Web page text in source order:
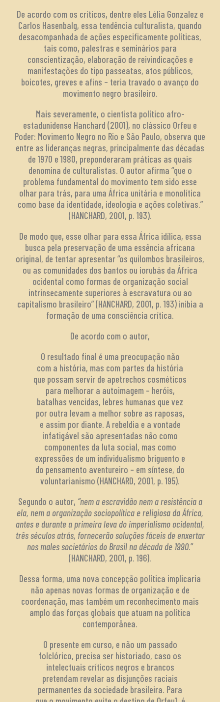
De acordo com os críticos, dentre eles Lélia Gonzalez e
Carlos Hasenbalg, essa tendência culturalista, quando
desacompanhada de ações especificamente políticas,
tais como, palestras e seminários para
conscientização, elaboração de reivindicações e
manifestações do tipo passeatas, atos públicos,
boicotes, greves e afins – teria travado o avanço do
movimento negro brasileiro.
Mais severamente, o cientista político afro-
estadunidense Hanchard (2001), no clássico Orfeu e
Poder: Movimento Negro no Rio e São Paulo, observa que
entre as lideranças negras, principalmente das décadas
de 1970 e 1980, preponderaram práticas as quais
denomina de culturalistas. O autor afirma “que o
problema fundamental do movimento tem sido esse
olhar para trás, para uma África unitária e monolítica
como base da identidade, ideologia e ações coletivas.”
(HANCHARD, 2001, p. 193).
De modo que, esse olhar para essa África idílica, essa
busca pela preservação de uma essência africana
original, de tentar apresentar “os quilombos brasileiros,
ou as comunidades dos bantos ou iorubás da África
ocidental como formas de organização social
intrinsecamente superiores à escravatura ou ao
capitalismo brasileiro” (HANCHARD, 2001, p. 193) inibia a
formação de uma consciência crítica.
De acordo com o autor,
O resultado final é uma preocupação não
com a história, mas com partes da história
que possam servir de apetrechos cosméticos
para melhorar a autoimagem – heróis,
batalhas vencidas, lebres humanas que vez
por outra levam a melhor sobre as raposas,
e assim por diante. A rebeldia e a vontade
infatigável são apresentadas não como
componentes da luta social, mas como
expressões de um individualismo briguento e
do pensamento aventureiro – em síntese, do
voluntarianismo (HANCHARD, 2001, p. 195).
Segundo o autor, “nem a escravidão nem a resistência a
ela, nem a organização sociopolítica e religiosa da África,
antes e durante a primeira leva do imperialismo ocidental,
três séculos atrás, fornecerão soluções fáceis de enxertar
nos males societários do Brasil na década de 1990.”
(HANCHARD, 2001, p. 196).
Dessa forma, uma nova concepção política implicaria
não apenas novas formas de organização e de
coordenação, mas também um reconhecimento mais
amplo das forças globais que atuam na política
contemporânea.
O presente em curso, e não um passado
folclórico, precisa ser historiado, caso os
intelectuais críticos negros e brancos
pretendam revelar as disjunções raciais
permanentes da sociedade brasileira. Para